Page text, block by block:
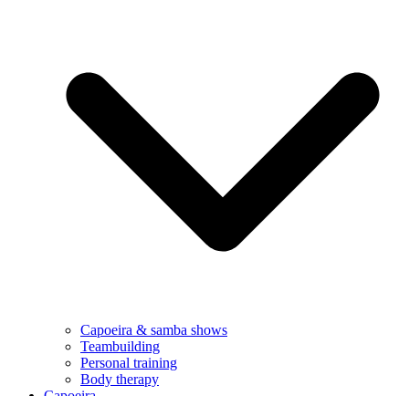
Capoeira & samba shows
Teambuilding
Personal training
Body therapy